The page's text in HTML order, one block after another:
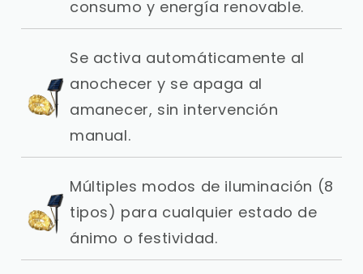
consumo y energía renovable.
Se activa automáticamente al
anochecer y se apaga al
amanecer, sin intervención
manual.
Múltiples modos de iluminación (8
tipos) para cualquier estado de
ánimo o festividad.